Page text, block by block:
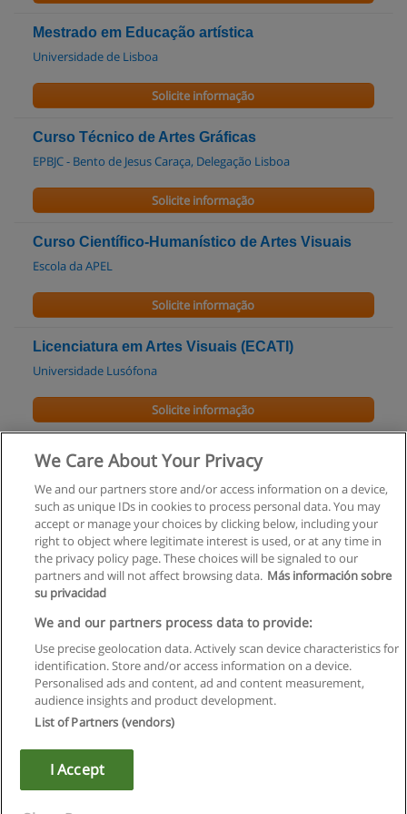
Mestrado em Educação artística
Universidade de Lisboa
Solicite informação
Curso Técnico de Artes Gráficas
EPBJC - Bento de Jesus Caraça, Delegação Lisboa
Solicite informação
Curso Científico-Humanístico de Artes Visuais
Escola da APEL
Solicite informação
Licenciatura em Artes Visuais (ECATI)
Universidade Lusófona
Solicite informação
Workshop de Lettering - Coimbra - Lisboa - Porto
Solicite informação
Regras de uso
Privacidade de dados
Entrar em contato com Educaedu
Copyright © Educaedu Business S.L. - CIF : B-95610580: -
We Care About Your Privacy
We and our partners store and/or access information on a device,
such as unique IDs in cookies to process personal data. You may
accept or manage your choices by clicking below, including your
right to object where legitimate interest is used, or at any time in
the privacy policy page. These choices will be signaled to our
partners and will not affect browsing data. Más información sobre
su privacidad
We and our partners process data to provide:
Use precise geolocation data. Actively scan device characteristics for
identification. Store and/or access information on a device.
Personalised ads and content, ad and content measurement,
audience insights and product development.
List of Partners (vendors)
I Accept